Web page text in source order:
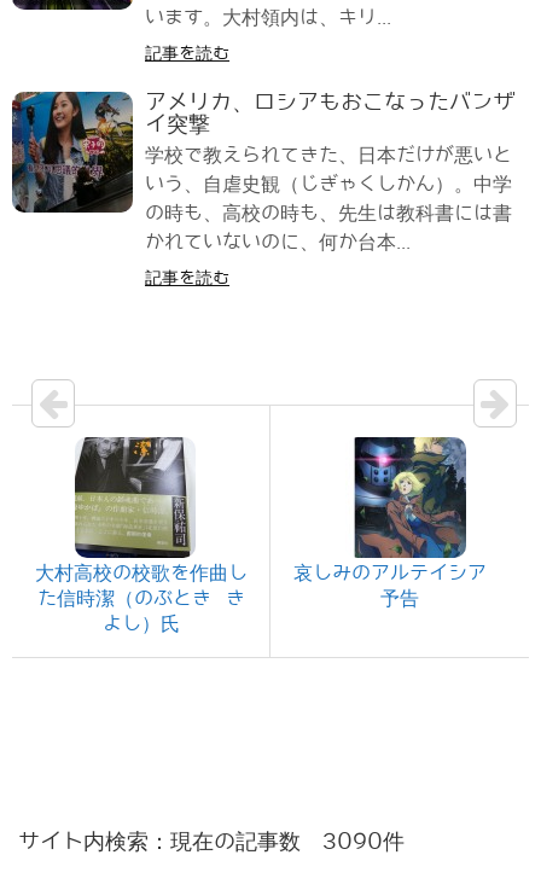
います。大村領内は、キリ...
記事を読む
アメリカ、ロシアもおこなったバンザ
イ突撃
学校で教えられてきた、日本だけが悪いと
いう、自虐史観（じぎゃくしかん）。中学
の時も、高校の時も、先生は教科書には書
かれていないのに、何か台本...
記事を読む
大村高校の校歌を作曲し
た信時潔（のぶとき き
よし）氏
哀しみのアルテイシア
予告
サイト内検索：現在の記事数 3090件